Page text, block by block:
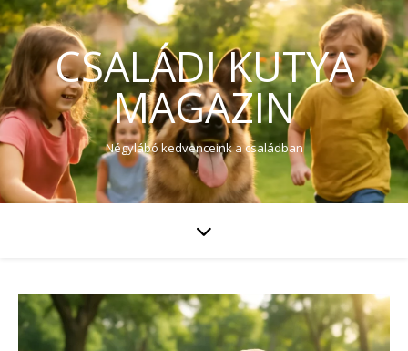
CSALÁDI KUTYA
MAGAZIN
Négylábó kedvenceink a családban